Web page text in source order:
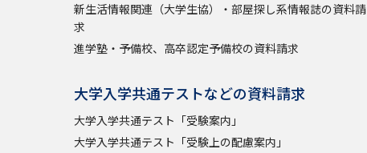
新生活情報関連（大学生協）・部屋探し系情報誌の資料請
求
進学塾・予備校、高卒認定予備校の資料請求
大学入学共通テストなどの資料請求
大学入学共通テスト「受験案内」
大学入学共通テスト「受験上の配慮案内」